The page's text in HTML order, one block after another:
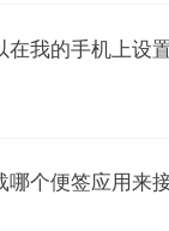
我的手机上设
个便签应用来